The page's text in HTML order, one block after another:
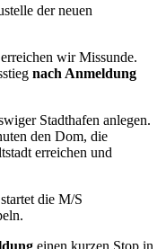
der neuen
wir Missunde.
nach Anmeldung
Stadthafen anlegen.
den Dom, die
erreichen und
die M/S
einen kurzen Stop in